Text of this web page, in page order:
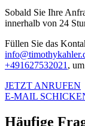
Sobald Sie Ihre
innerhalb von 24
Füllen Sie das
+491627532021 ,
JETZT ANRUFEN
E-MAIL
Häufige